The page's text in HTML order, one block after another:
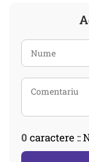
0 caractere ::